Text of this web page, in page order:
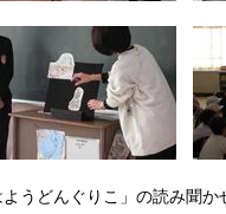
うどんぐりこ」の読み聞か